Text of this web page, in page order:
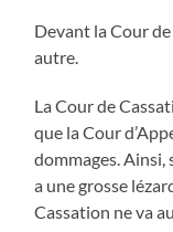
Devant la Cour
autre.
La Cour de
que la Cour
dommages. Ainsi,
a une grosse
Cassation ne va